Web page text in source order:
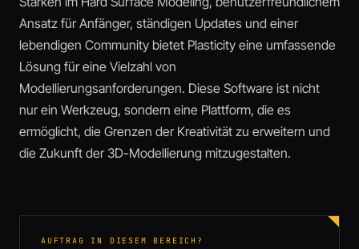
Ansatz für Anfänger, ständigen Updates und einer
lebendigen Community bietet Plasticity eine umfassende
Lösung für eine Vielzahl von
Modellierungsanforderungen. Diese Software ist nicht
nur ein Werkzeug, sondern eine Plattform, die es
ermöglicht, die Grenzen der Kreativität zu erweitern und
die Zukunft der 3D-Modellierung mitzugestalten.
AUFTRAG IN DIESEM BEREICH?